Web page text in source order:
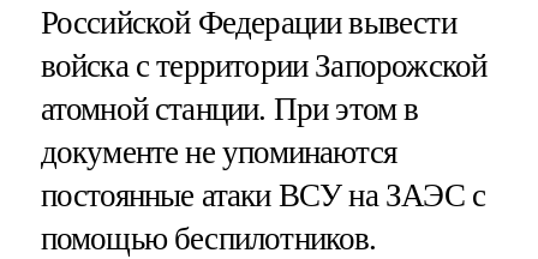
Российской Федерации вывести
войска с территории Запорожской
атомной станции. При этом в
документе не упоминаются
постоянные атаки ВСУ на ЗАЭС с
помощью беспилотников.